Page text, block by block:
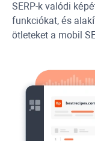
SERP-k valódi
funkciókat, és
ötleteket a mobil